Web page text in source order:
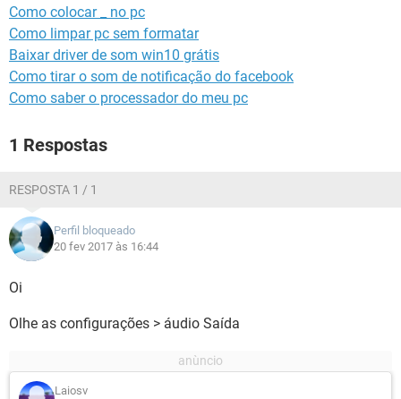
Como colocar _ no pc
Como limpar pc sem formatar
Baixar driver de som win10 grátis
Como tirar o som de notificação do facebook
Como saber o processador do meu pc
1 Respostas
RESPOSTA 1 / 1
Perfil bloqueado
20 fev 2017 às 16:44
Oi
Olhe as configurações > áudio Saída
Laiosv